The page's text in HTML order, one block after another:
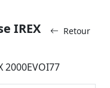
Retour
IREX
2000EVOI77